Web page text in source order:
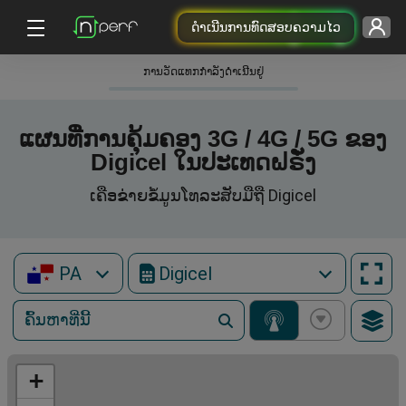
ດຳເນີນການທົດສອບຄວາມໄວ
ການວັດແທກກໍາລັງດໍາເນີນຢູ່
ແຜນທີ່ການຄຸ້ມຄອງ 3G / 4G / 5G ຂອງ
Digicel ໃນປະເທດຝຣັ່ງ
ເຄືອຂ່າຍຂໍ້ມູນໂທລະສັບມືຖື Digicel
PA Digicel
+